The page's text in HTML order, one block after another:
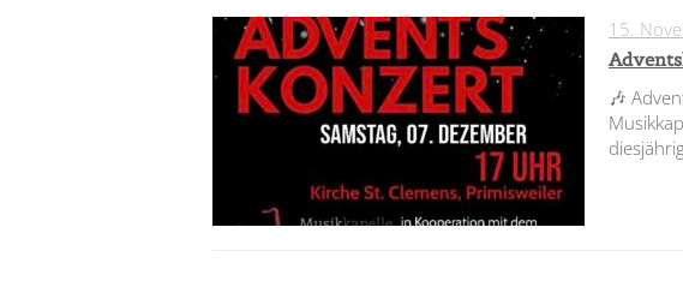
15.
🎶